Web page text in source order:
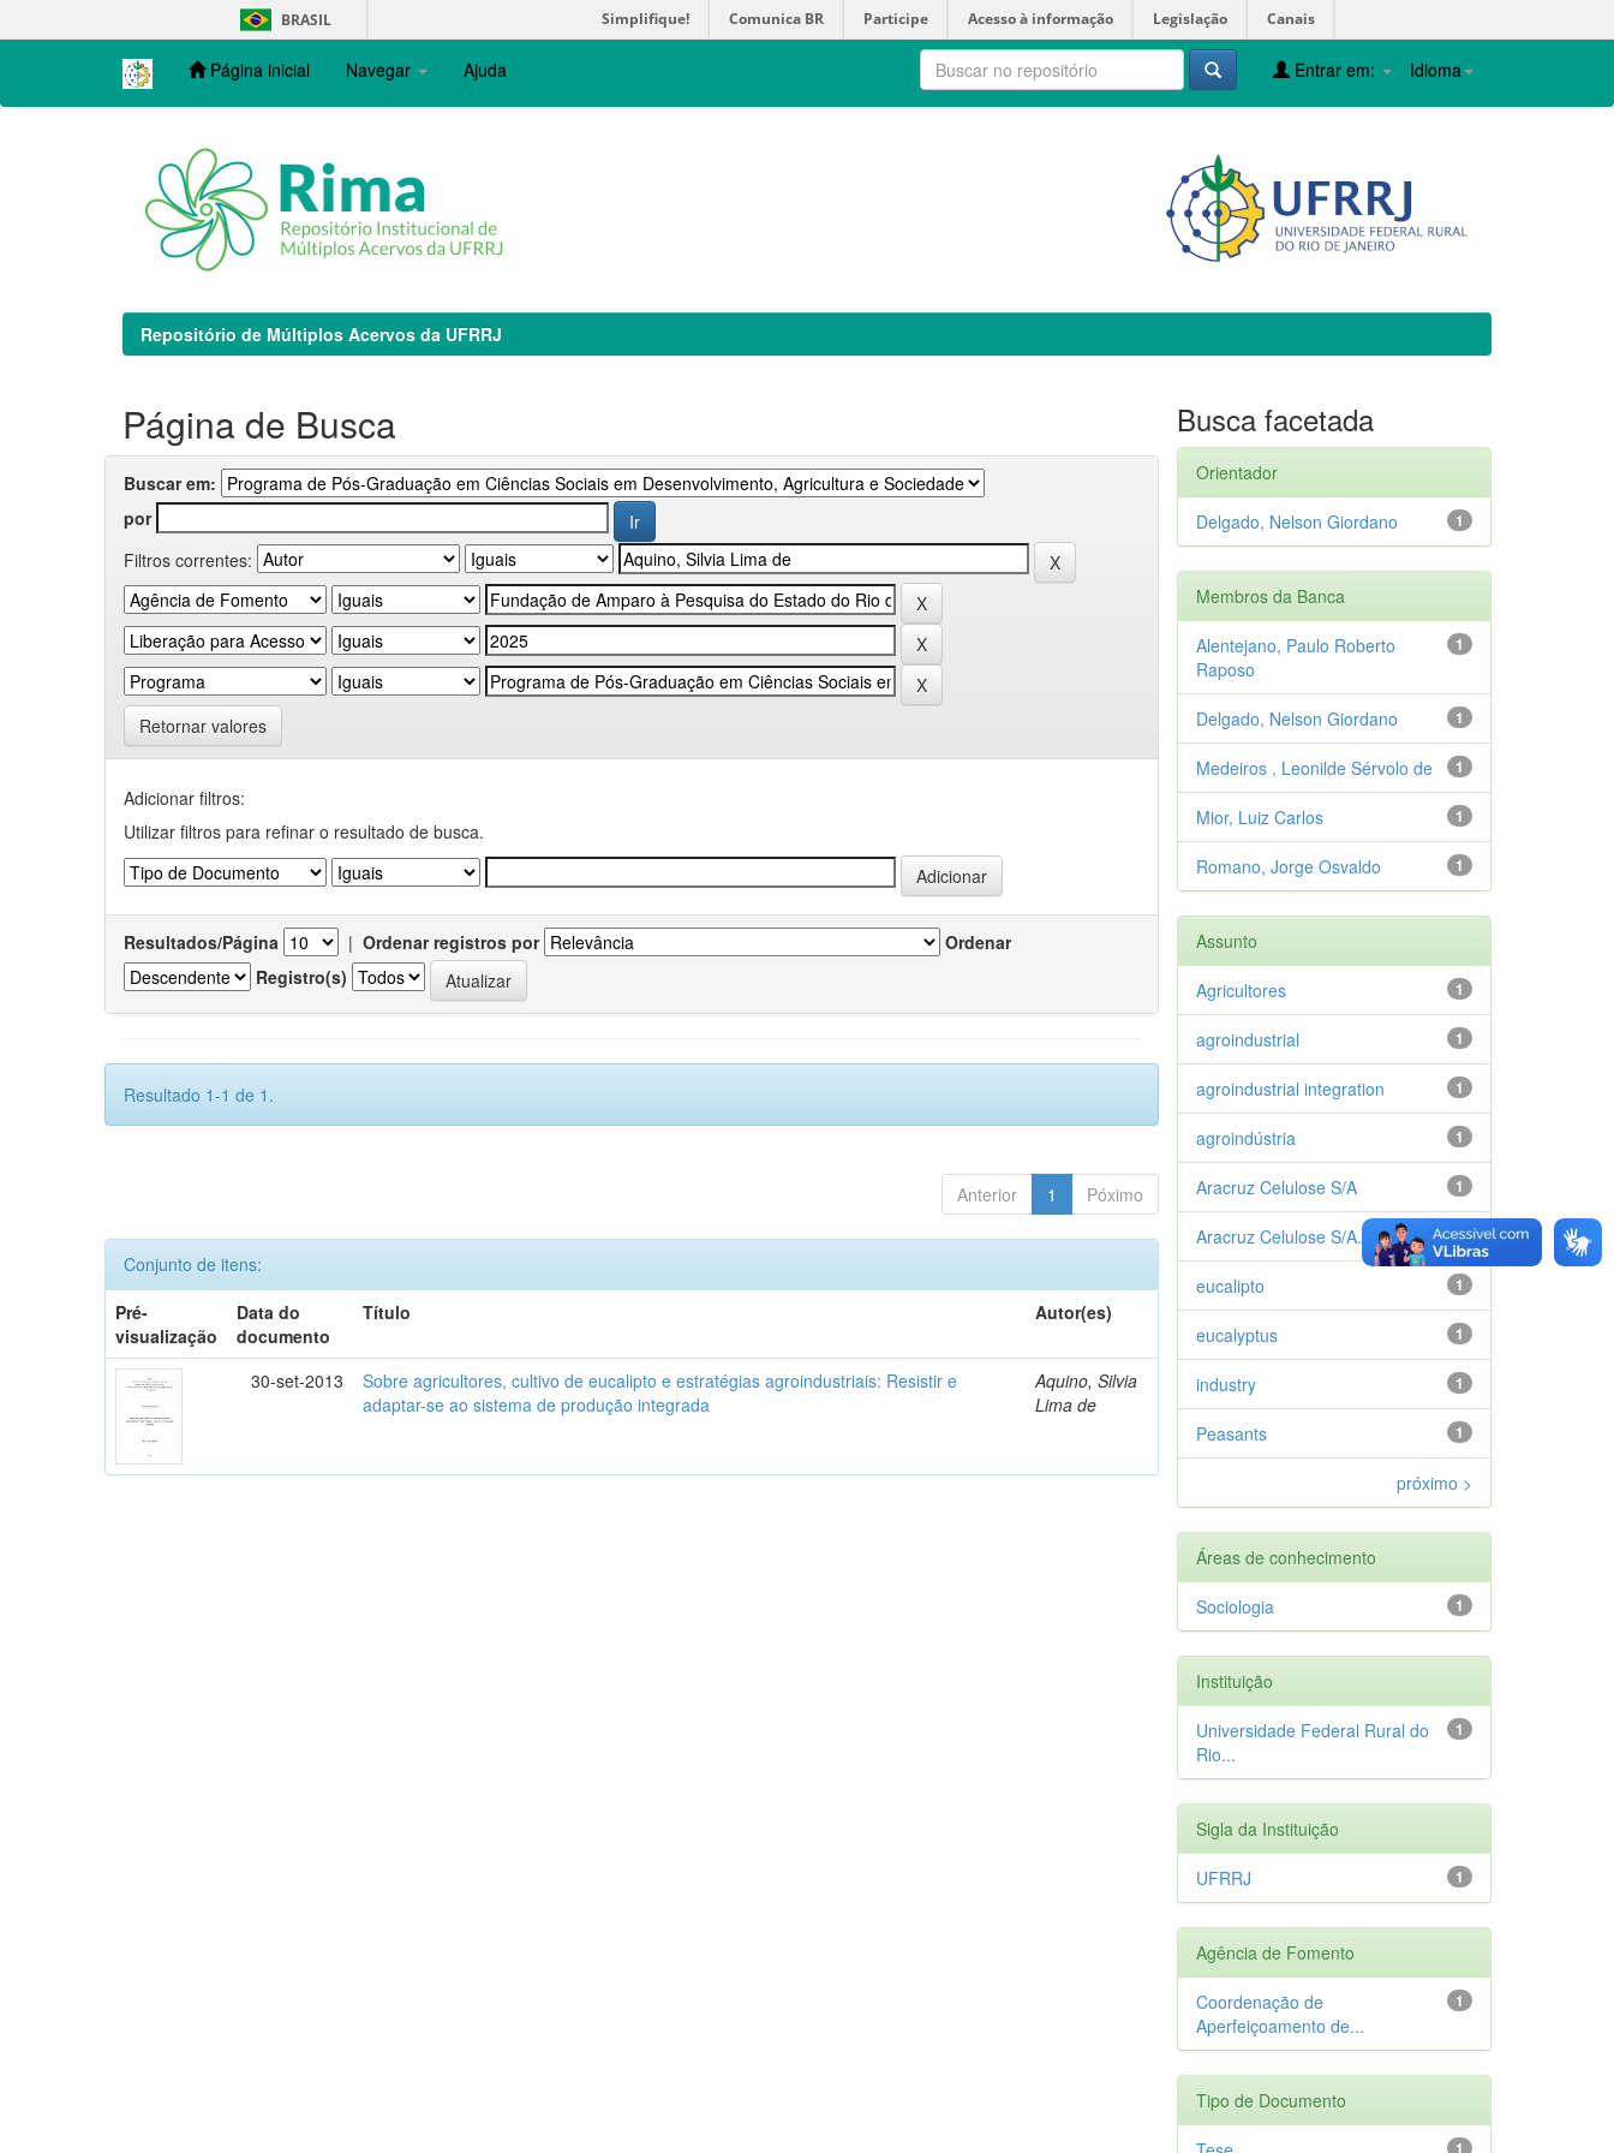
navigation
BRASIL Simplifique! Comunica BR Participe Acesso à informação Legislação Canais
Página inicial Navegar Ajuda Idioma
Entrar em:
Repositório de Múltiplos Acervos da UFRRJ
Página de Busca
Buscar em:
por
Filtros correntes:
Retornar valores
Adicionar filtros:
Utilizar filtros para refinar o resultado de busca.
Resultados/Página | Ordenar registros por
Ordenar
Registro(s)
Resultado 1-1 de 1.
Anterior 1 Póximo
Conjunto de itens:
Pré-
visualização
Data do
documento
Título Autor(es)
30-set-2013
Sobre agricultores, cultivo de eucalipto e estratégias agroindustriais: Resistir e
adaptar-se ao sistema de produção integrada
Aquino, Silvia
Lima de
Busca facetada
Orientador
1
Delgado, Nelson Giordano
Membros da Banca
1
Alentejano, Paulo Roberto
Raposo
1
Delgado, Nelson Giordano
1
Medeiros , Leonilde Sérvolo de
1
Mior, Luiz Carlos
1
Romano, Jorge Osvaldo
Assunto
1
Agricultores
1
agroindustrial
1
agroindustrial integration
1
agroindústria
1
Aracruz Celulose S/A
1
Aracruz Celulose S/A.
1
eucalipto
1
eucalyptus
1
industry
1
Peasants
próximo >
Áreas de conhecimento
1
Sociologia
Instituição
1
Universidade Federal Rural do
Rio...
Sigla da Instituição
1
UFRRJ
Agência de Fomento
1
Coordenação de
Aperfeiçoamento de...
Tipo de Documento
1